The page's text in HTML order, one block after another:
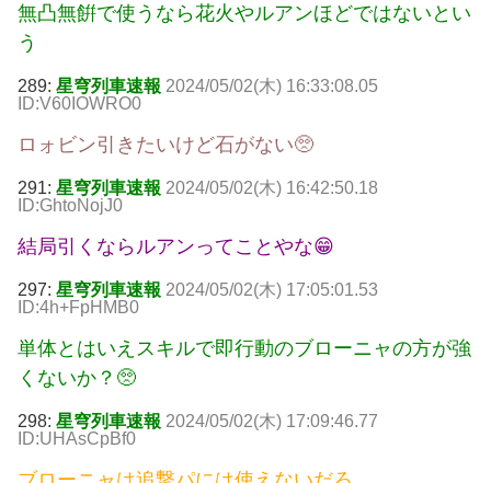
無凸無餠で使うなら花火やルアンほどではないとい
う
289: 星穹列車速報 2024/05/02(木) 16:33:08.05
ID:V60IOWRO0
ロォビン引きたいけど石がない🥺
291: 星穹列車速報 2024/05/02(木) 16:42:50.18
ID:GhtoNojJ0
結局引くならルアンってことやな😁
297: 星穹列車速報 2024/05/02(木) 17:05:01.53
ID:4h+FpHMB0
単体とはいえスキルで即行動のブローニャの方が強
くないか？🥺
298: 星穹列車速報 2024/05/02(木) 17:09:46.77
ID:UHAsCpBf0